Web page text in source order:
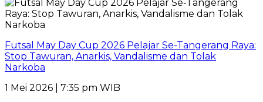
Futsal May Day Cup 2026 Pelajar Se-Tangerang Raya:
Stop Tawuran, Anarkis, Vandalisme dan Tolak
Narkoba
1 Mei 2026 | 7:35 pm WIB